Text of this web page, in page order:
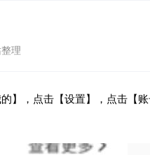
理
】，点击【设置】，点击【